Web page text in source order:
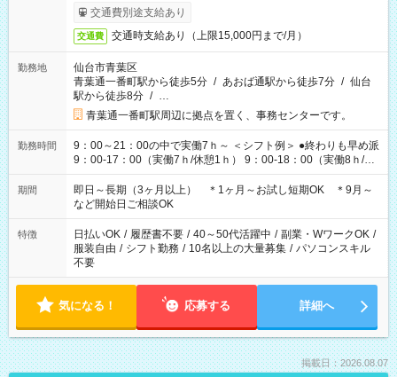
交通費別途支給あり
交通費 交通時支給あり（上限15,000円まで/月）
勤務地
仙台市青葉区
青葉通一番町駅から徒歩5分 / あおば通駅から徒歩7分 / 仙台
駅から徒歩8分 / …
青葉通一番町駅周辺に拠点を置く、事務センターです。
勤務時間
9：00～21：00の中で実働7ｈ～ ＜シフト例＞ ●終わりも早め派
9：00-17：00（実働7ｈ/休憩1ｈ） 9：00-18：00（実働8ｈ/休
憩1ｈ） 10：00-19：00（実働8ｈ/休憩1ｈ） ●朝ゆっくり派
11：00-20：00（実働8ｈ/休憩1ｈ） 12：00-20：00（実働7ｈ/
休憩1ｈ） 12：00-21：00（実働8ｈ/休憩1ｈ） 13：00-22：
00（実働8ｈ/休憩1ｈ） ＊時間帯固定OK
期間
即日～長期（3ヶ月以上） ＊1ヶ月～お試し短期OK ＊9月～
など開始日ご相談OK
特徴 日払いOK / 履歴書不要 / 40～50代活躍中 / 副業・WワークOK /
服装自由 / シフト勤務 / 10名以上の大量募集 / パソコンスキル
不要
気になる！ 応募する 詳細へ
掲載日：2026.08.07